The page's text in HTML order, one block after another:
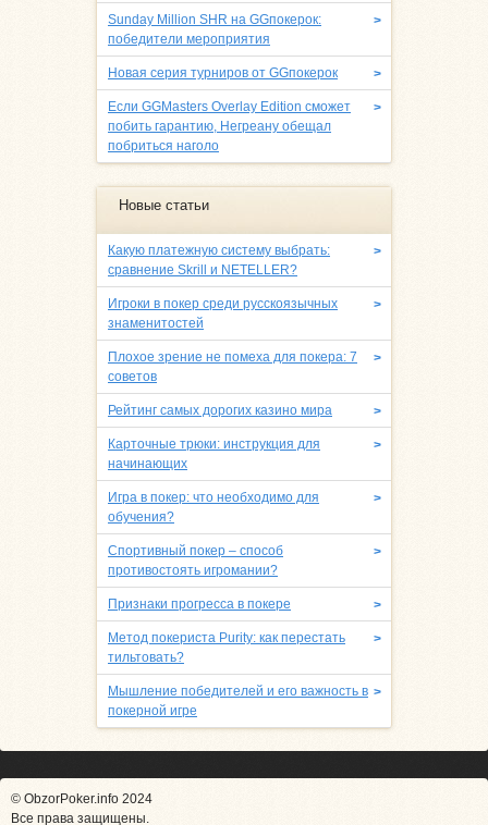
>
Sunday Million SHR на GGпокерок:
победители мероприятия
>
Новая серия турниров от GGпокерок
>
Если GGMasters Overlay Edition сможет
побить гарантию, Негреану обещал
побриться наголо
Новые статьи
>
Какую платежную систему выбрать:
сравнение Skrill и NETELLER?
>
Игроки в покер среди русскоязычных
знаменитостей
>
Плохое зрение не помеха для покера: 7
советов
>
Рейтинг самых дорогих казино мира
>
Карточные трюки: инструкция для
начинающих
>
Игра в покер: что необходимо для
обучения?
>
Спортивный покер – способ
противостоять игромании?
>
Признаки прогресса в покере
>
Метод покериста Purity: как перестать
тильтовать?
>
Мышление победителей и его важность в
покерной игре
© ObzorPoker.info 2024
Все права защищены.